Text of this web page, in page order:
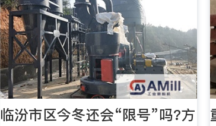
临汾市区今冬还会“限号”吗?方